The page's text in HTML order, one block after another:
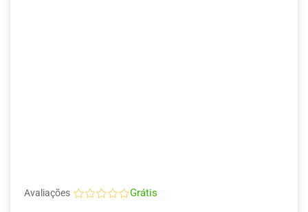
Avaliações Grátis